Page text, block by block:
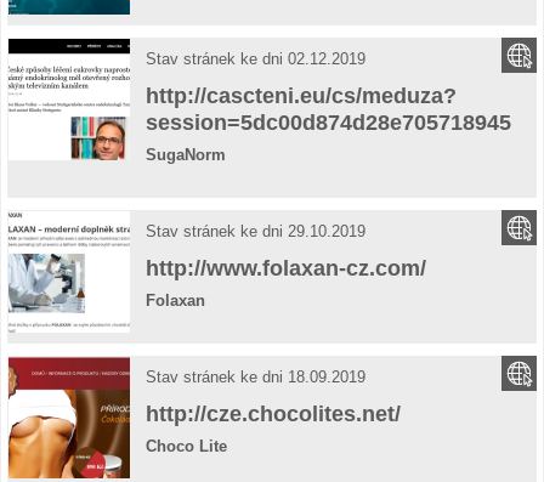
Stav stránek ke dni 02.12.2019
http://cascteni.eu/cs/meduza?
session=5dc00d874d28e705718945
SugaNorm
Stav stránek ke dni 29.10.2019
http://www.folaxan-cz.com/
Folaxan
Stav stránek ke dni 18.09.2019
http://cze.chocolites.net/
Choco Lite